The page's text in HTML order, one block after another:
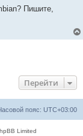
Пишите,
Перейти
пояс: UTC+03:00
Limited